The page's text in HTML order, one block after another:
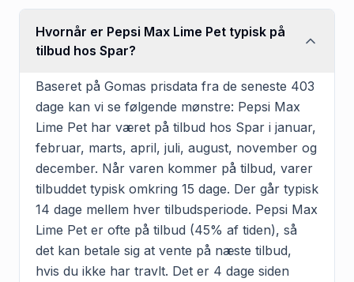
Hvornår er Pepsi Max Lime Pet typisk på
tilbud hos Spar?
Baseret på Gomas prisdata fra de seneste 403
dage kan vi se følgende mønstre: Pepsi Max
Lime Pet har været på tilbud hos Spar i januar,
februar, marts, april, juli, august, november og
december. Når varen kommer på tilbud, varer
tilbuddet typisk omkring 15 dage. Der går typisk
14 dage mellem hver tilbudsperiode. Pepsi Max
Lime Pet er ofte på tilbud (45% af tiden), så
det kan betale sig at vente på næste tilbud,
hvis du ikke har travlt. Det er 4 dage siden